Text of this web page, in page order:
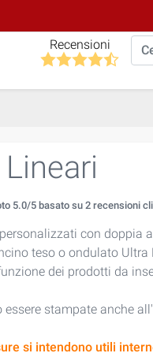
Recensioni
5.0/5 basato su2 recensioni
con doppia
teso o ondulato
dei prodotti da
essere stampate anche
si intendono utili